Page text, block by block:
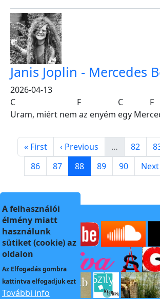
Janis Joplin - Mercedes
2026-04-13
C F C F
Uram, miért nem az enyém egy
Pagination
First page
« First Previous page
‹ Previous … Page
82
Page
86 Page
87 Page
88 Page
89 Page
90 Next
A felhasználói
élmény miatt
használunk
sütiket (cookie) az
oldalon
Az Elfogadásgombra
kattintva elfogadjuk ezt
További info